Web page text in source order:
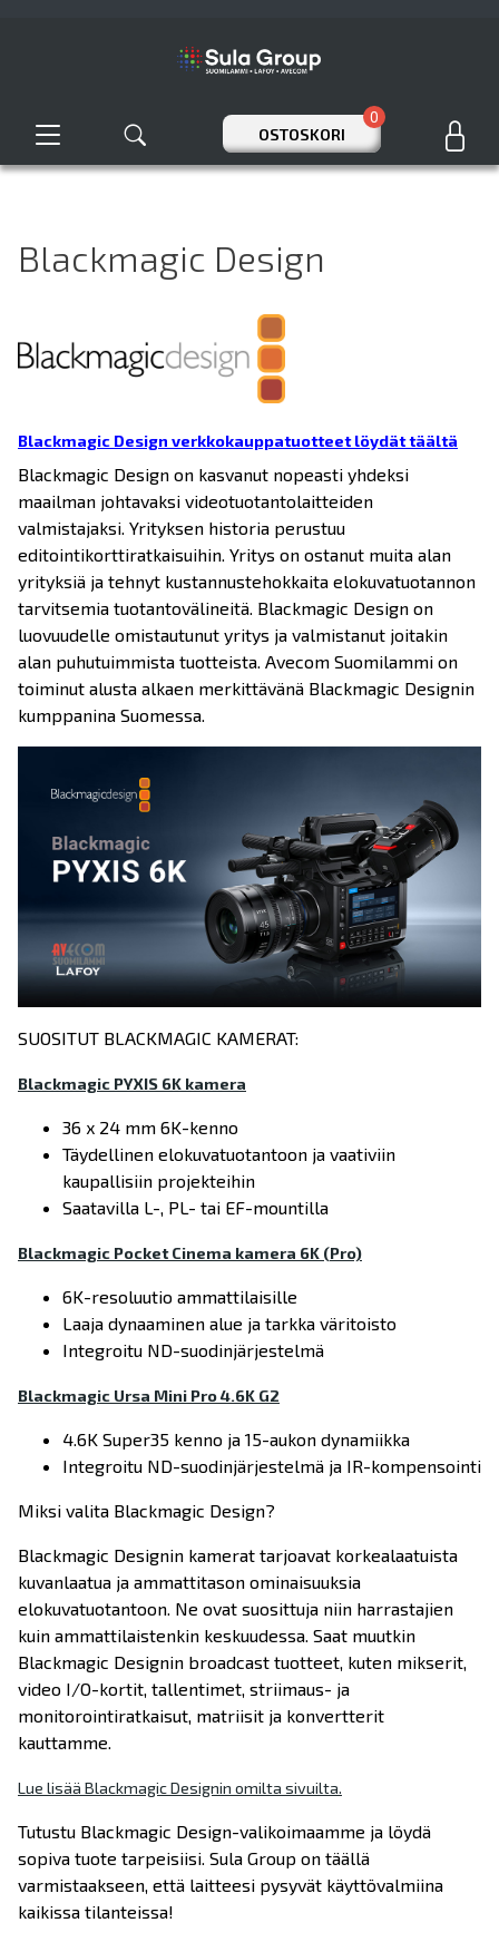
OSTOSKORI
0
Blackmagic Design
Blackmagic Design verkkokauppatuotteet löydät täältä
Blackmagic Design on kasvanut nopeasti yhdeksi
maailman johtavaksi videotuotantolaitteiden
valmistajaksi. Yrityksen historia perustuu
editointikorttiratkaisuihin. Yritys on ostanut muita alan
yrityksiä ja tehnyt kustannustehokkaita elokuvatuotannon
tarvitsemia tuotantovälineitä. Blackmagic Design on
luovuudelle omistautunut yritys ja valmistanut joitakin
alan puhutuimmista tuotteista. Avecom Suomilammi on
toiminut alusta alkaen merkittävänä Blackmagic Designin
kumppanina Suomessa.
SUOSITUT BLACKMAGIC KAMERAT:
Blackmagic PYXIS 6K kamera
36 x 24 mm 6K-kenno
Täydellinen elokuvatuotantoon ja vaativiin
kaupallisiin projekteihin
Saatavilla L-, PL- tai EF-mountilla
Blackmagic Pocket Cinema kamera 6K (Pro)
6K-resoluutio ammattilaisille
Laaja dynaaminen alue ja tarkka väritoisto
Integroitu ND-suodinjärjestelmä
Blackmagic Ursa Mini Pro 4.6K G2
4.6K Super35 kenno ja 15-aukon dynamiikka
Integroitu ND-suodinjärjestelmä ja IR-kompensointi
Miksi valita Blackmagic Design?
Blackmagic Designin kamerat tarjoavat korkealaatuista
kuvanlaatua ja ammattitason ominaisuuksia
elokuvatuotantoon. Ne ovat suosittuja niin harrastajien
kuin ammattilaistenkin keskuudessa. Saat muutkin
Blackmagic Designin broadcast tuotteet, kuten mikserit,
video I/O-kortit, tallentimet, striimaus- ja
monitorointiratkaisut, matriisit ja konvertterit
kauttamme.
Lue lisää Blackmagic Designin omilta sivuilta.
Tutustu Blackmagic Design-valikoimaamme ja löydä
sopiva tuote tarpeisiisi. Sula Group on täällä
varmistaakseen, että laitteesi pysyvät käyttövalmiina
kaikissa tilanteissa!